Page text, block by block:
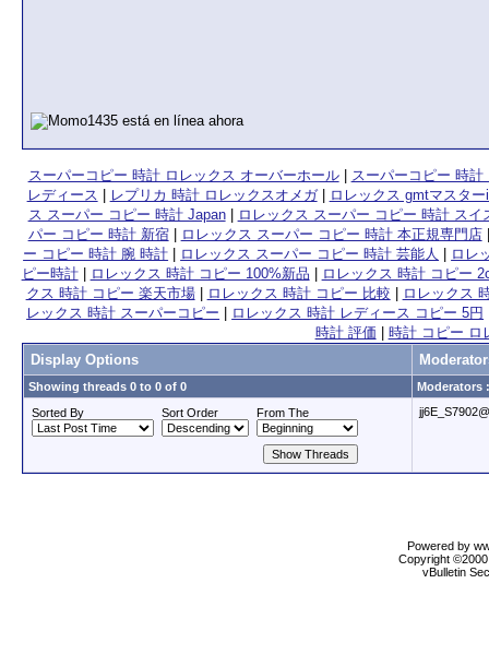
スーパーコピー 時計 ロレックス オーバーホール| スーパーコピー 時
レディース
レプリカ 時計 ロレックスオメガ|
ロレックス gmtマスタ
ス スーパー コピー 時計 Japan|
ロレックス スーパー コピー 時計 スイ
パー コピー 時計 新宿| ロレックス スーパー コピー 時計 本正規専門店
ー コピー 時計 腕 時計
ロレックス スーパー コピー 時計 芸能人
ロレ
ピー時計| ロレックス 時計 コピー 100%新品
ロレックス 時計 コピー
クス 時計 コピー 楽天市場| ロレックス 時計 コピー 比較
ロレックス
レックス 時計 スーパーコピー
ロレックス 時計 レディース コピー 5円
時計 評価
時計 コピー ロ
Display Options
Showing threads 0 to 0 of 0
Moderators
Sorted By
Sort Order From The
Powered by
Copyright
vBulletin